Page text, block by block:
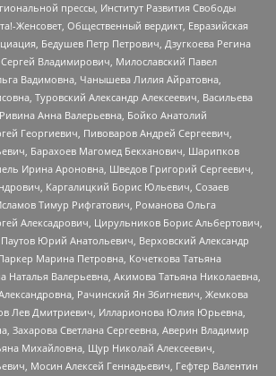
прессы, Институт Развития Свободы
Женсовет, Общественный вердикт, Евразийская
Бедушев Петр Петрович, Дзугкоева Регина
Владимирович, Милославский Павел
Вадимовна, Чанышева Лилия Айратовна,
Туровский Александр Алексеевич, Васильева
Анна Валерьевна, Бойко Анатолий
Георгиевич, Пивоваров Андрей Сергеевич,
Барахоев Магомед Бекханович, Шарипков
Ирина Ароновна, Шведов Григорий Сергеевич,
Каргалицкий Борис Юльевич, Созаев
Тимур Рифгатович, Романова Ольга
Алексадрович, Цирульников Борис Альбертович,
Юрий Анатольевич, Верховский Александр
Марина Петровна, Кочеткова Татьяна
Наталья Валерьевна, Акимова Татьяна Николаевна,
Рачинский Ян Збигневич, Жемкова
Лев Дмитриевич, Илларионова Юлия Юрьевна,
Захарова Светлана Сергеевна, Аверин Владимир
Михайловна, Щур Николай Алексеевич,
Мосин Алексей Геннадьевич, Гефтер Валентин